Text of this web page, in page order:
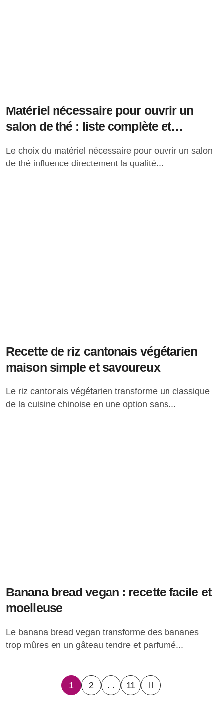
Matériel nécessaire pour ouvrir un
salon de thé : liste complète et
Le choix du matériel nécessaire pour ouvrir un salon
de thé influence directement la qualité...
Recette de riz cantonais végétarien
maison simple et savoureux
Le riz cantonais végétarien transforme un classique
de la cuisine chinoise en une option sans...
Banana bread vegan : recette facile et
moelleuse
Le banana bread vegan transforme des bananes
trop mûres en un gâteau tendre et parfumé...
Pagination
1 2 … 11